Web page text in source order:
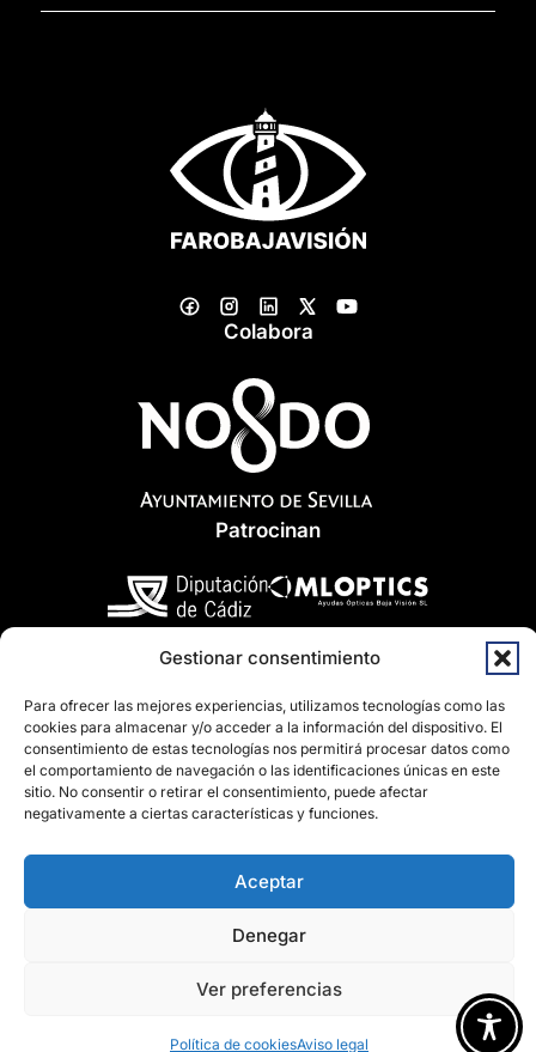
Gestionar consentimiento
Para ofrecer las mejores experiencias, utilizamos tecnologías como las
cookies para almacenar y/o acceder a la información del dispositivo. El
consentimiento de estas tecnologías nos permitirá procesar datos como
el comportamiento de navegación o las identificaciones únicas en este
sitio. No consentir o retirar el consentimiento, puede afectar
negativamente a ciertas características y funciones.
Aceptar
Denegar
Ver preferencias
Política de cookiesAviso legal
Colabora
Patrocinan
Un proyecto del COOOA